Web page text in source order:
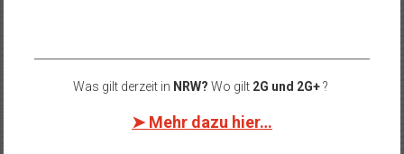
Was gilt derzeit in NRW? Wo gilt 2G und 2G+?
➤ Mehr dazu hier…